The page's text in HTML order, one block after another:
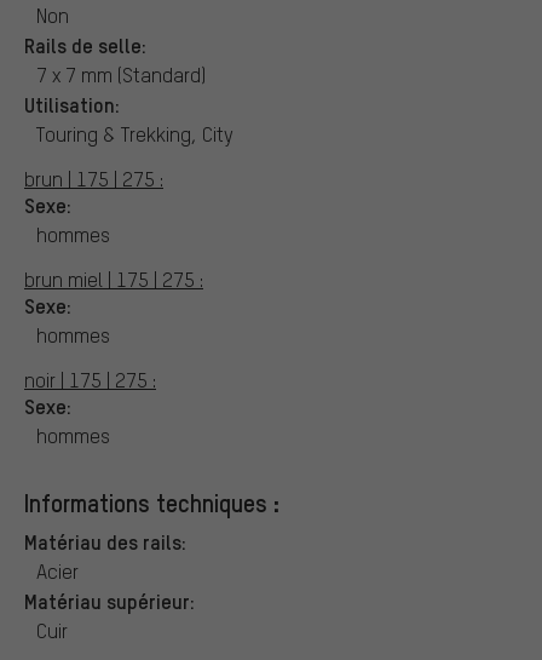
Non
Rails de selle:
7 x 7 mm (Standard)
Utilisation:
Touring & Trekking, City
brun | 175 | 275 :
Sexe:
hommes
brun miel | 175 | 275 :
Sexe:
hommes
noir | 175 | 275 :
Sexe:
hommes
Informations techniques :
Matériau des rails:
Acier
Matériau supérieur:
Cuir